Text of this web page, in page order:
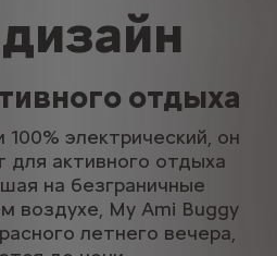
отдыха
электрический, он
для активного отдыха
на безграничные
воздухе, My Ami Buggy
летнего вечера,